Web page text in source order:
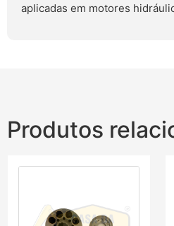
aplicadas em motores
Produtos